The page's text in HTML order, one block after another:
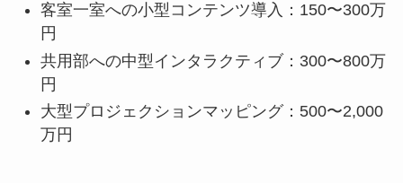
客室一室への小型コンテンツ導入：150〜300万
円
共用部への中型インタラクティブ：300〜800万
円
大型プロジェクションマッピング：500〜2,000
万円